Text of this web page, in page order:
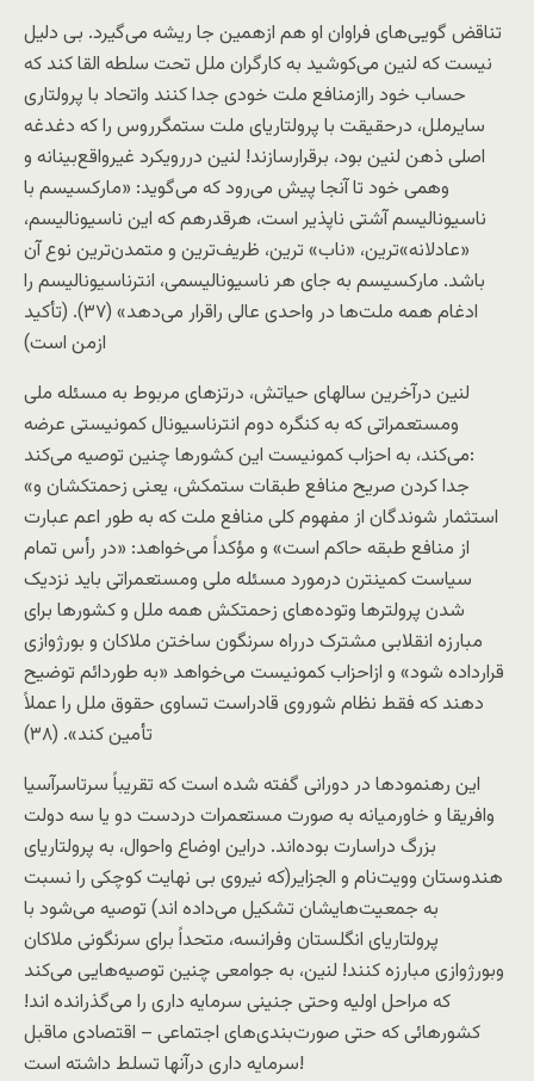
تناقض گويی‌های فراوان او هم ازهمين جا ريشه می‌گيرد. بی دليل
نيست که لنين می‌کوشيد به کارگران ملل تحت سلطه القا کند که
حساب خود راازمنافع ملت خودی جدا کنند واتحاد با پرولتاری
سايرملل، درحقیقت با پرولتاريای ملت ستمگرروس را که دغدغه
اصلی ذهن لنین بود، برقرارسازند! لنین دررویکرد غیرواقع‌بینانه و
وهمی خود تا آنجا پيش می‌رود که می‌گويد: «مارکسيسم با
ناسيوناليسم آشتی ناپذير است، هرقدرهم که اين ناسيوناليسم،
«عادلانه»ترين، «ناب» ترين، ظريف‌ترين و متمدن‌ترين نوع آن
باشد. مارکسيسم به جای هر ناسيوناليسمی، انترناسيوناليسم را
ادغام همه ملت‌ها در واحدی عالی راقرار می‌دهد» (۳۷). (تأکید
ازمن است)
لنين درآخرين سالهای حياتش، درتزهای مربوط به مسئله ملی
ومستعمراتی که به کنگره دوم انترناسيونال کمونيستی عرضه
می‌کند، به احزاب کمونيست اين کشورها چنين توصيه می‌کند:
«جدا کردن صريح منافع طبقات ستمکش، يعنی زحمتکشان و
استثمار شوندگان از مفهوم کلی منافع ملت که به طور اعم عبارت
از منافع طبقه حاکم است» و مؤکداً می‌خواهد: «در رأس تمام
سياست کمينترن درمورد مسئله ملی ومستعمراتی بايد نزديک
شدن پرولترها وتوده‌های زحمتکش همه ملل و کشورها برای
مبارزه انقلابی مشترک درراه سرنگون ساختن ملاکان و بورژوازی
قرارداده شود» و ازاحزاب کمونيست می‌خواهد «به طوردائم توضيح
دهند که فقط نظام شوروی قادراست تساوی حقوق ملل را عملاً
تأمين کند». (۳۸)
اين رهنمود‌ها در دورانی گفته شده است که تقريباً سرتاسرآسيا
وافريقا و خاورميانه به صورت مستعمرات دردست دو يا سه دولت
بزرگ دراسارت بوده‌اند. دراين اوضاع واحوال، به پرولتاريای
هندوستان وويت‌نام و الجزاير(که نيروی بی نهايت کوچکی را نسبت
به جمعيت‌هايشان تشکيل می‌داده اند) توصيه می‌شود با
پرولتاريای انگلستان وفرانسه، متحداً برای سرنگونی ملاکان
وبورژوازی مبارزه کنند! لنین، به جوامعی چنین توصیه‌هایی می‌کند
که مراحل اوليه وحتی جنینی سرمايه داری را می‌گذرانده اند!
کشورهائی که حتی صورت‌بندی‌های اجتماعی – اقتصادی ماقبل
سرمايه داری درآنها تسلط داشته است!